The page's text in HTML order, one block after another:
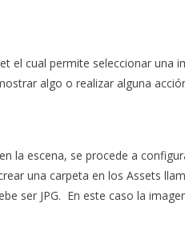
el cual permite seleccionar una
algo o realizar alguna
la escena, se procede a
una carpeta en los Assets
ser JPG. En este caso la